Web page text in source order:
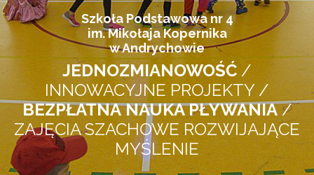
Szkoła Podstawowa nr 4
im. Mikołaja Kopernika
w Andrychowie
JEDNOZMIANOWOŚĆ /
INNOWACYJNE PROJEKTY /
BEZPŁATNA NAUKA PŁYWANIA/
ZAJĘCIA SZACHOWE ROZWIJAJĄCE
MYŚLENIE